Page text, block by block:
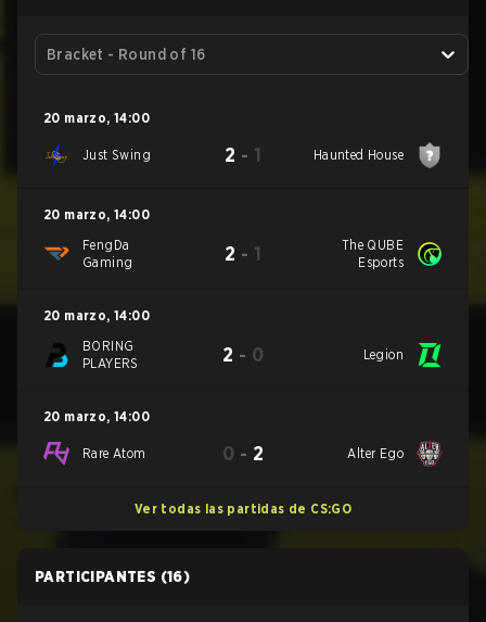
Bracket - Round of 16
20 marzo, 14:00
Just Swing 2 - 1 Haunted House
20 marzo, 14:00
FengDa
Gaming
2 - 1
The QUBE
Esports
20 marzo, 14:00
BORING
PLAYERS
2 - 0 Legion
20 marzo, 14:00
Rare Atom 0 - 2 Alter Ego
Ver todas las partidas de CS:GO
PARTICIPANTES (16)